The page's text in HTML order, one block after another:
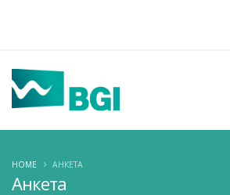
Анкета
HOME АНКЕТА